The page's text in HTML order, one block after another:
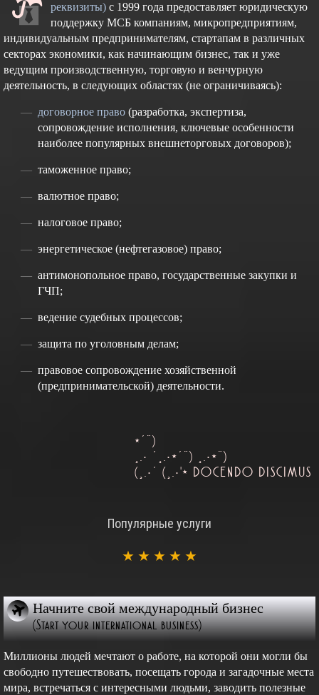
реквизиты)с 1999 года предоставляет юридическую
поддержку МСБ компаниям, микропредприятиям,
индивидуальным предпринимателям, стартапам в различных
секторах экономики, как начинающим бизнес, так и уже
ведущим производственную, торговую и венчурную
деятельность, в следующих областях (не ограничиваясь):
договорное право (разработка, экспертиза,
сопровождение исполнения, ключевые особенности
наиболее популярных внешнеторговых договоров);
таможенное право;
валютное право;
налоговое право;
энергетическое (нефтегазовое) право;
антимонопольное право, государственные закупки и
ГЧП;
ведение судебных процессов;
защита по уголовным делам;
правовое сопровождение хозяйственной
(предпринимательской) деятельности.
*´¨)
¸.• ´¸.•*´¨) ¸.•*¨)
(¸.•´ (¸.•'* DOCENDO DISCIMUS
Популярные услуги
★
★
★
★
★
Начните свой международный бизнес
(Start your international business)
Миллионы людей мечтают о работе, на которой они могли бы
свободно путешествовать, посещать города и загадочные места
мира, встречаться с интересными людьми, заводить полезные